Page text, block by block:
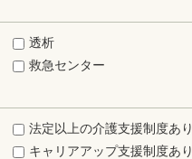
透析
救急センター
法定以上の介護支援制度あり
キャリアアップ支援制度あり